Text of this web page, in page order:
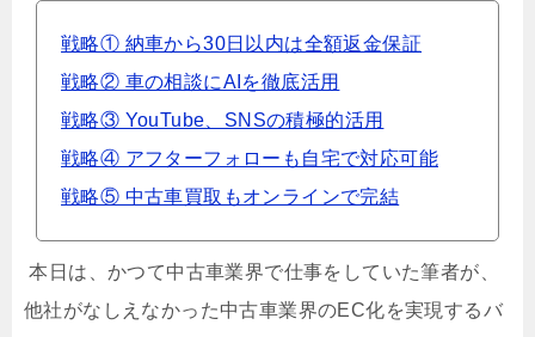
戦略① 納車から30日以内は全額返金保証
戦略② 車の相談にAIを徹底活用
戦略③ YouTube、SNSの積極的活用
戦略④ アフターフォローも自宅で対応可能
戦略⑤ 中古車買取もオンラインで完結
本日は、かつて中古車業界で仕事をしていた筆者が、
他社がなしえなかった中古車業界のEC化を実現するバ